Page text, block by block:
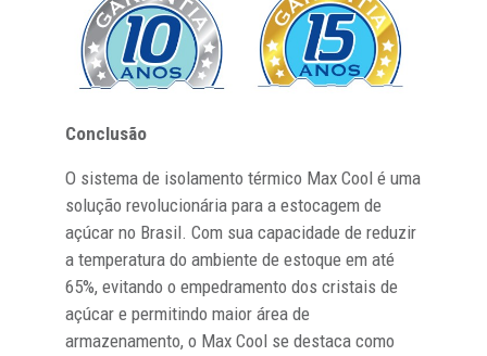
Conclusão
O sistema de isolamento térmico Max Cool é uma
solução revolucionária para a estocagem de
açúcar no Brasil. Com sua capacidade de reduzir
a temperatura do ambiente de estoque em até
65%, evitando o empedramento dos cristais de
açúcar e permitindo maior área de
armazenamento, o Max Cool se destaca como